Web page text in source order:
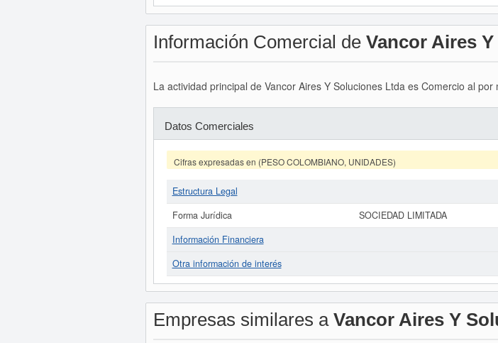
Información Comercial de Vancor Aires
La actividad principal de Vancor Aires Y Soluciones Ltda es Comercio al
Datos Comerciales
Cifras expresadas en (PESO COLOMBIANO, UNIDADES)
Estructura Legal
Forma Jurídica
SOCIEDAD LIMITADA
Información Financiera
Otra información de interés
Empresas similares a Vancor Aires Y